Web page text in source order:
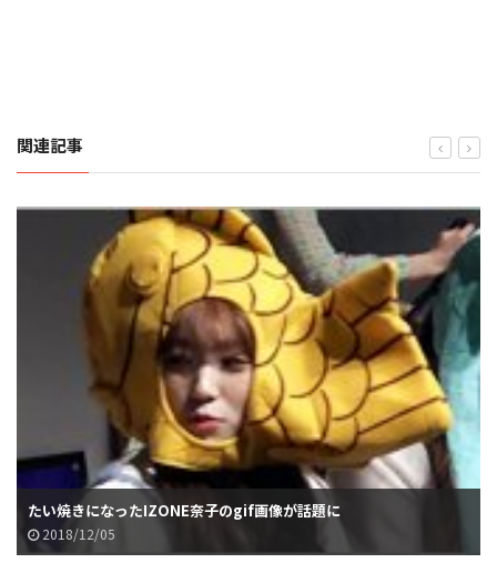
関連記事
たい焼きになったIZONE奈子のgif画像が話題に
2018/12/05